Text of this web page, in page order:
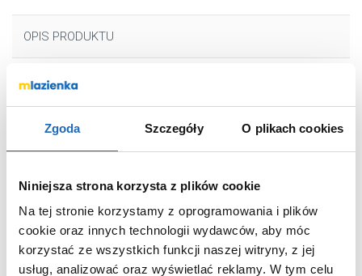
Zgoda Szczegóły O plikach cookies
Niniejsza strona korzysta z plików cookie
Na tej stronie korzystamy z oprogramowania i plików
cookie oraz innych technologii wydawców, aby móc
korzystać ze wszystkich funkcji naszej witryny, z jej
usług, analizować oraz wyświetlać reklamy. W tym celu
OPIS PRODUKTU
Seria
Nr katalogowy
BKI080D
Kolor
chrom
Wyciągana wylewka
nie
Podokienna
nie